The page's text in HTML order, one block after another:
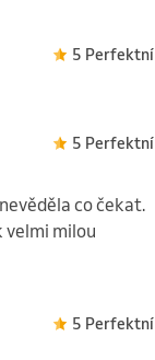
5 Perfektní
5 Perfektní
co čekat.
velmi milou
5 Perfektní